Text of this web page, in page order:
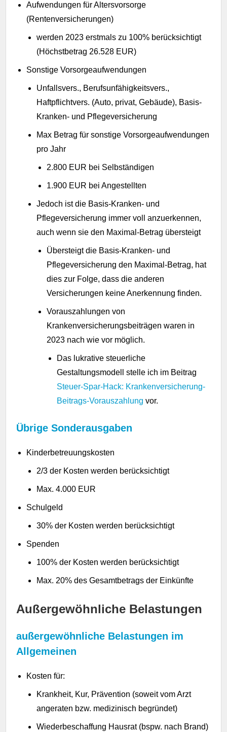
Aufwendungen für Altersvorsorge
(Rentenversicherungen)
werden 2023 erstmals zu 100% berücksichtigt
(Höchstbetrag 26.528 EUR)
Sonstige Vorsorgeaufwendungen
Unfallsvers., Berufsunfähigkeitsvers.,
Haftpflichtvers. (Auto, privat, Gebäude), Basis-
Kranken- und Pflegeversicherung
Max Betrag für sonstige Vorsorgeaufwendungen
pro Jahr
2.800 EUR bei Selbständigen
1.900 EUR bei Angestellten
Jedoch ist die Basis-Kranken- und
Pflegeversicherung immer voll anzuerkennen,
auch wenn sie den Maximal-Betrag übersteigt
Übersteigt die Basis-Kranken- und
Pflegeversicherung den Maximal-Betrag, hat
dies zur Folge, dass die anderen
Versicherungen keine Anerkennung finden.
Vorauszahlungen von
Krankenversicherungsbeiträgen waren in
2023 nach wie vor möglich.
Das lukrative steuerliche
Gestaltungsmodell stelle ich im Beitrag
Steuer-Spar-Hack: Krankenversicherung-
Beitrags-Vorauszahlung vor.
Übrige Sonderausgaben
Kinderbetreuungskosten
2/3 der Kosten werden berücksichtigt
Max. 4.000 EUR
Schulgeld
30% der Kosten werden berücksichtigt
Spenden
100% der Kosten werden berücksichtigt
Max. 20% des Gesamtbetrags der Einkünfte
Außergewöhnliche Belastungen
außergewöhnliche Belastungen im
Allgemeinen
Kosten für:
Krankheit, Kur, Prävention (soweit vom Arzt
angeraten bzw. medizinisch begründet)
Wiederbeschaffung Hausrat (bspw. nach Brand)